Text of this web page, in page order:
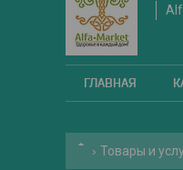
ГЛАВНАЯ
Товары и